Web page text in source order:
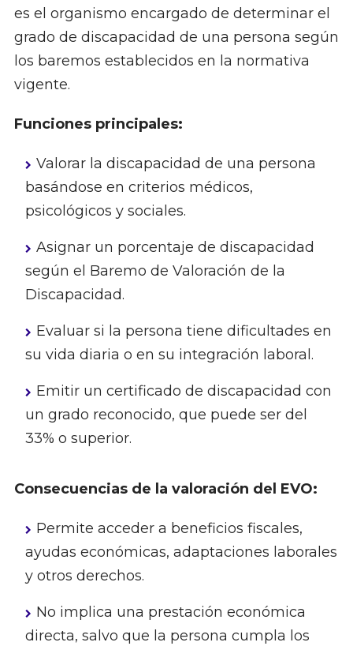
es el organismo encargado de determinar el
grado de discapacidad de una persona según
los baremos establecidos en la normativa
vigente.
Funciones principales:
Valorar la discapacidad de una persona
basándose en criterios médicos,
psicológicos y sociales.
Asignar un porcentaje de discapacidad
según el Baremo de Valoración de la
Discapacidad.
Evaluar si la persona tiene dificultades en
su vida diaria o en su integración laboral.
Emitir un certificado de discapacidad con
un grado reconocido, que puede ser del
33% o superior.
Consecuencias de la valoración del EVO:
Permite acceder a beneficios fiscales,
ayudas económicas, adaptaciones laborales
y otros derechos.
No implica una prestación económica
directa, salvo que la persona cumpla los